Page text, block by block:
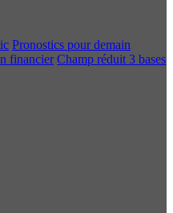
Pronostics pour demain
financier Champ réduit 3 bases